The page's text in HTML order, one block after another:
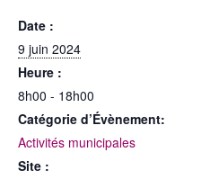
Date :
9 juin 2024
Heure :
8h00 - 18h00
Catégorie d’Évènement:
Activités municipales
Site :